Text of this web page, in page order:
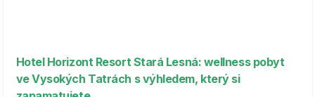
Hotel Horizont Resort Stará Lesná: wellness pobyt
ve Vysokých Tatrách s výhledem, který si